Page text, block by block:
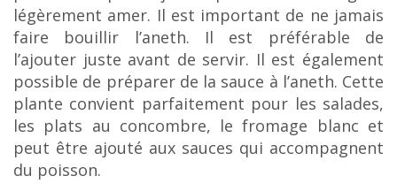
légèrement amer. Il est important de ne jamais
faire bouillir l’aneth. Il est préférable de
l’ajouter juste avant de servir. Il est également
possible de préparer de la sauce à l’aneth. Cette
plante convient parfaitement pour les salades,
les plats au concombre, le fromage blanc et
peut être ajouté aux sauces qui accompagnent
du poisson.